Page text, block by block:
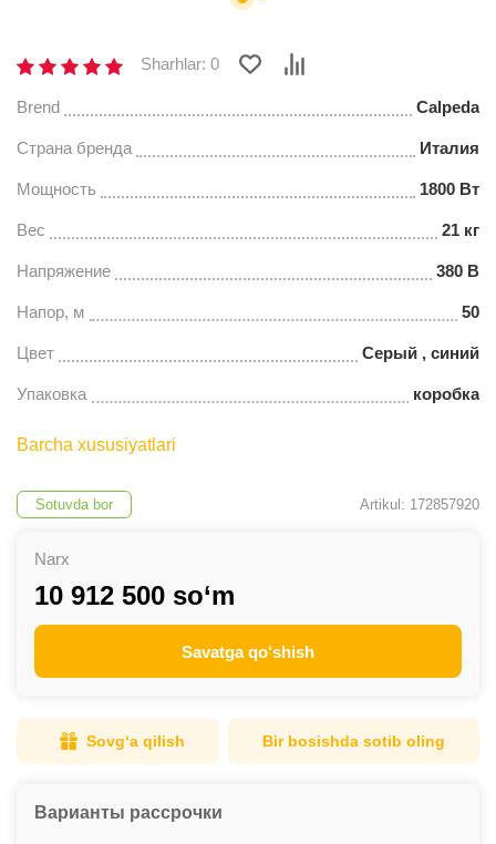
Sharhlar: 0
Brend Calpeda
Страна бренда Италия
Мощность 1800 Вт
Вес 21 кг
Напряжение 380 В
Напор, м 50
Цвет Серый , синий
Упаковка коробка
Barcha xususiyatlari
Sotuvda bor Artikul: 172857920
Narx
10 912 500 so‘m
Savatga qo‘shish
Sovg‘a qilish Bir bosishda sotib oling
Варианты рассрочки